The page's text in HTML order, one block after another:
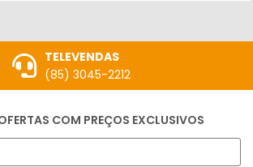
TELEVENDAS
(85) 3045-2212
COM PREÇOS EXCLUSIVOS